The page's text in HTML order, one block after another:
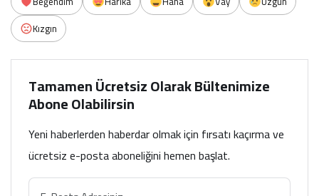
Kızgın
Tamamen Ücretsiz Olarak Bültenimize
Abone Olabilirsin
Yeni haberlerden haberdar olmak için fırsatı kaçırma ve
ücretsiz e-posta aboneliğini hemen başlat.